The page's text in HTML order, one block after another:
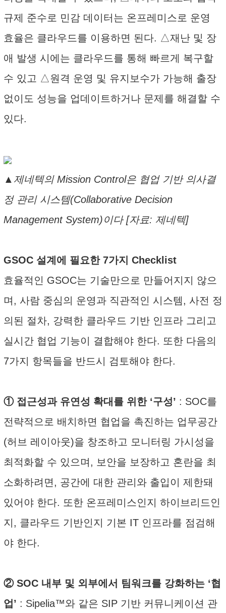
규제 준수로 민감 데이터는 온프레미스로 운영
효율은 클라우드를 이용하면 된다. △재난 및 장
애 발생 시에는 클라우드를 통해 빠르게 복구할
수 있고 △원격 운영 및 유지보수가 가능해 출장
없이도 성능을 업데이트하거나 문제를 해결할 수
있다.
▲제네텍의 Mission Control은 협업 기반 의사결
정 관리 시스템(Collaborative Decision
Management System)이다 [자료: 제네텍]
GSOC 설계에 필요한 7가지 Checklist
효율적인 GSOC는 기술만으로 만들어지지 않으
며, 사람 중심의 운영과 직관적인 시스템, 사전 정
의된 절차, 강력한 클라우드 기반 인프라 그리고
실시간 협업 기능이 결합해야 한다. 또한 다음의
7가지 항목들을 반드시 검토해야 한다.
① 접근성과 유연성 확대를 위한 ‘구성’ : SOC를
전략적으로 배치하면 협업을 촉진하는 업무공간
(허브 레이아웃)을 창조하고 모니터링 가시성을
최적화할 수 있으며, 보안을 보장하고 혼란을 최
소화하려면, 공간에 대한 관리와 출입이 제한돼
있어야 한다. 또한 온프레미스인지 하이브리드인
지, 클라우드 기반인지 기본 IT 인프라를 점검해
야 한다.
② SOC 내부 및 외부에서 팀워크를 강화하는 ‘협
업’ : Sipelia™와 같은 SIP 기반 커뮤니케이션 관